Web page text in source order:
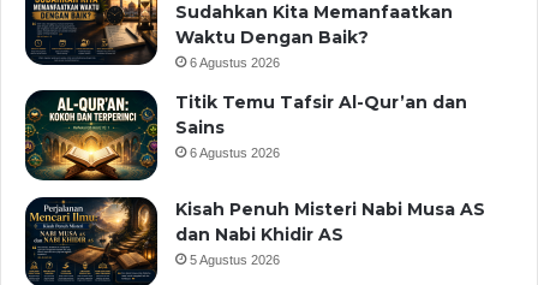
Sudahkan Kita Memanfaatkan
Waktu Dengan Baik?
6 Agustus 2026
Titik Temu Tafsir Al-Qur’an dan
Sains
6 Agustus 2026
Kisah Penuh Misteri Nabi Musa AS
dan Nabi Khidir AS
5 Agustus 2026